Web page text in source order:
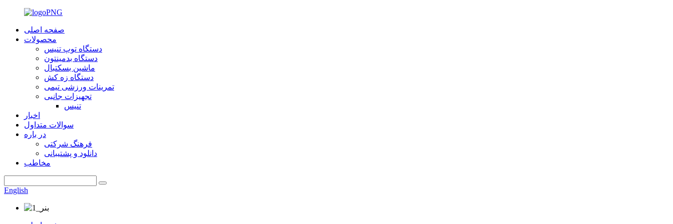
صفحه اصلی
محصولات
دستگاه توپ تنیس
دستگاه بدمینتون
ماشین بسکتبال
دستگاه زه کش
تمرینات ورزشی تیمی
تجهیزات جانبی
تنیس
اخبار
سوالات متداول
در باره
فرهنگ شرکتی
دانلود و پشتیبانی
مخاطب
English